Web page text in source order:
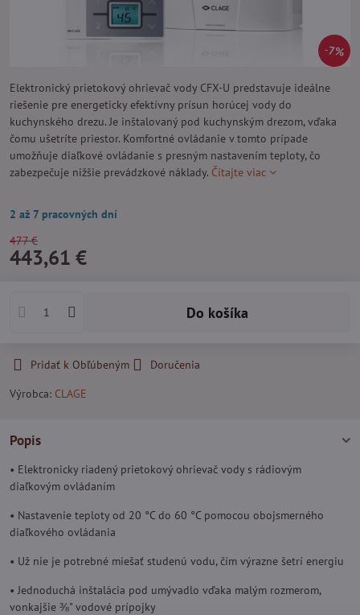
7%
Elektronický prietokový ohrievač vody CFX-U predstavuje ideálne
riešenie pre energeticky efektívny prísun horúcej vody do
kuchynského drezu. Je inštalovaný pod kuchynským drezom, vďaka
čomu ušetríte priestor. Komfortné ovládanie v tomto prípade
umožňuje diaľkové ovládanie s presným nastavením teploty, čo
zabezpečuje nižšie prevádzkové náklady. Čítajte viac
2 až 7 pracovných dní
477 €
443,61 €
Do košíka
Pridať k Obľúbeným
Doručenia
Výrobca: CLAGE
Popis
• Elektronicky riadený prietokový ohrievač vody s rádiovým
diaľkovým ovládaním
• Nastavenie teploty od 20 °C do 60 °C pomocou obojsmerného
diaľkového ovládania
• Už nie je potrebné miešať studenú vodu, čím výrazne šetrí energiu
• Jednoduchá inštalácia pod umývadlo vďaka malým rozmerom,
vonkajšie ⅜" vodové prípojky